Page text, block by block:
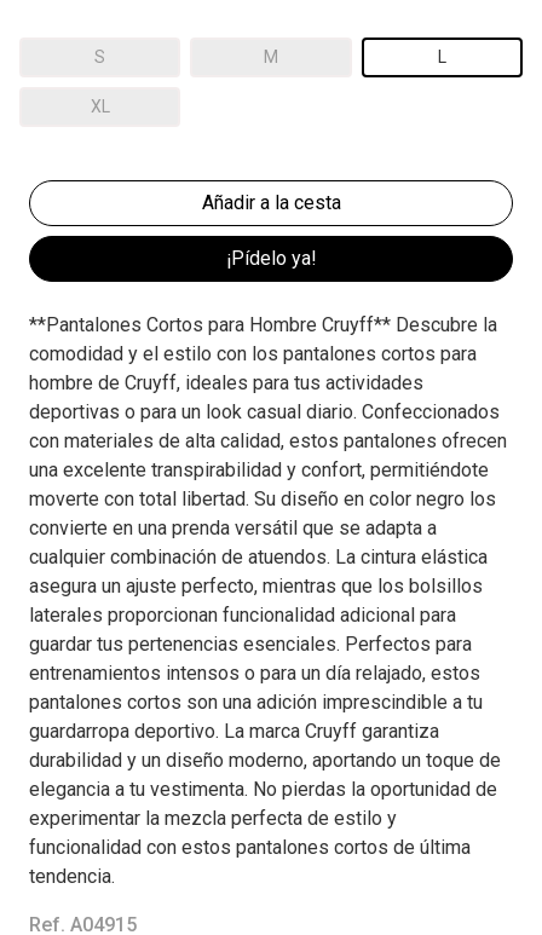
S M
XL
¡Pídelo ya!
**Pantalones Cortos para Hombre Cruyff** Descubre la
comodidad y el estilo con los pantalones cortos para
hombre de Cruyff, ideales para tus actividades
deportivas o para un look casual diario. Confeccionados
con materiales de alta calidad, estos pantalones ofrecen
una excelente transpirabilidad y confort, permitiéndote
moverte con total libertad. Su diseño en color negro los
convierte en una prenda versátil que se adapta a
cualquier combinación de atuendos. La cintura elástica
asegura un ajuste perfecto, mientras que los bolsillos
laterales proporcionan funcionalidad adicional para
guardar tus pertenencias esenciales. Perfectos para
entrenamientos intensos o para un día relajado, estos
pantalones cortos son una adición imprescindible a tu
guardarropa deportivo. La marca Cruyff garantiza
durabilidad y un diseño moderno, aportando un toque de
elegancia a tu vestimenta. No pierdas la oportunidad de
experimentar la mezcla perfecta de estilo y
funcionalidad con estos pantalones cortos de última
tendencia.
Ref. A04915